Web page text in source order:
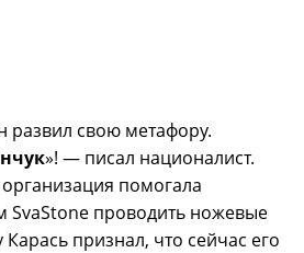
развил свою метафору.
»! — писал националист.
помогала
SvaStone проводить ножевые
признал, что сейчас его